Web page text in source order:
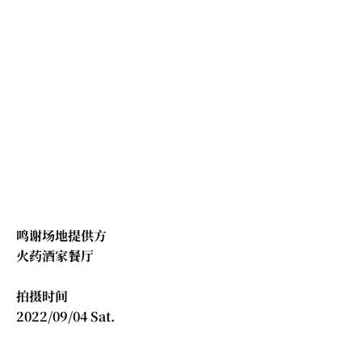
鸣谢场地提供方
火药酒家餐厅
拍摄时间
2022/09/04 Sat.